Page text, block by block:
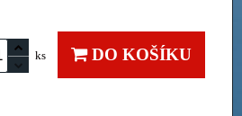
ks DO KOŠÍKU